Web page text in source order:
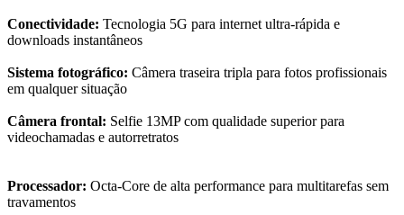
Conectividade: Tecnologia 5G para internet ultra-rápida e
downloads instantâneos
Sistema fotográfico: Câmera traseira tripla para fotos profissionais
em qualquer situação
Câmera frontal: Selfie 13MP com qualidade superior para
videochamadas e autorretratos
Processador: Octa-Core de alta performance para multitarefas sem
travamentos